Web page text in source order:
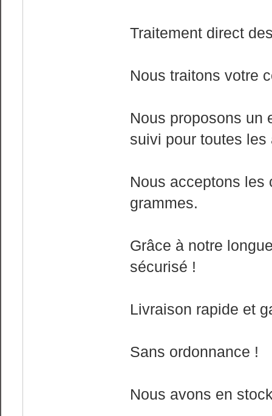
Traitement direct
Nous traitons votre
Nous proposons un
suivi pour toutes les
Nous acceptons les
grammes.
Grâce à notre
sécurisé !
Livraison rapide et
Sans ordonnance !
Nous avons en